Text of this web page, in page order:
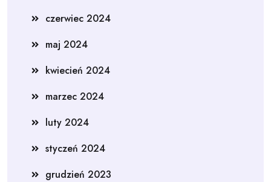
czerwiec 2024
maj 2024
kwiecień 2024
marzec 2024
luty 2024
styczeń 2024
grudzień 2023